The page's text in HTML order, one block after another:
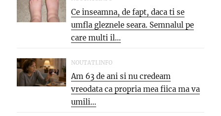
Ce inseamna, de fapt, daca ti se
umfla gleznele seara. Semnalul pe
care multi il...
NOUTATI.INFO
Am 63 de ani si nu credeam
vreodata ca propria mea fiica ma va
umili...